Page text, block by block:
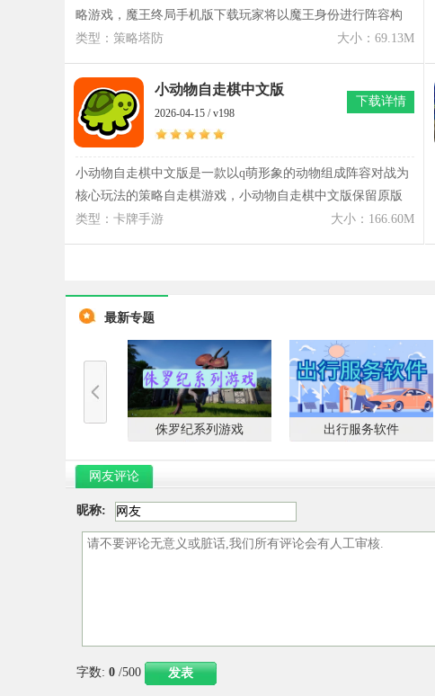
阵容越完整，战斗表现差距越明显。
略游戏，魔王终局手机版下载玩家将以魔王身份进行阵容构
筑与防守挑战。魔王终局手机版通过丰富随从系统与随机机
制，为玩家带来多变的战斗游戏体验。魔王终局手机版提供
多种阵营搭配与财宝选择，使玩家的每一局对战都具备不同
发展路径。魔王终局手机版采用回合制策略与资源管理让玩
家在有限条件下完成防守任务，体验策略决策带来的变化与
乐趣。
大小：69.13M
类型：策略塔防
小动物自走棋中文版
2026-04-15 / v198
小动物自走棋中文版是一款以q萌形象的动物组成阵容对战为
核心玩法的策略自走棋游戏，小动物自走棋中文版保留原版
steam机制，同时针对移动端操作进行了节奏优化。小动物自
走棋中文版最新版通过动物组合与回合对抗构建战术空间，
不断调整站位与搭配思路形成多种战斗流派，使整体体验更
大小：166.60M
类型：卡牌手游
下载详情
最新专题
侏罗纪系列游戏 出行服务软件
网友评论
昵称:
字数: 0 /500